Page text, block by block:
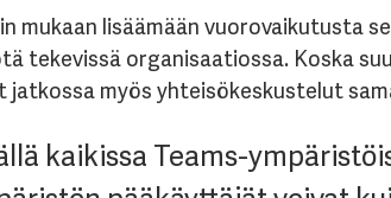
mukaan lisäämään vuorovaikutusta
tekevissä organisaatiossa. Koska
myös yhteisökeskustelut
kaikissa Teams-